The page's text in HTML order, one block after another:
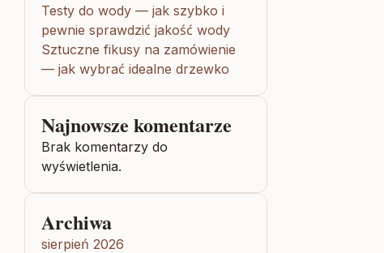
Testy do wody — jak szybko i
pewnie sprawdzić jakość wody
Sztuczne fikusy na zamówienie
— jak wybrać idealne drzewko
Najnowsze komentarze
Brak komentarzy do
wyświetlenia.
Archiwa
sierpień 2026